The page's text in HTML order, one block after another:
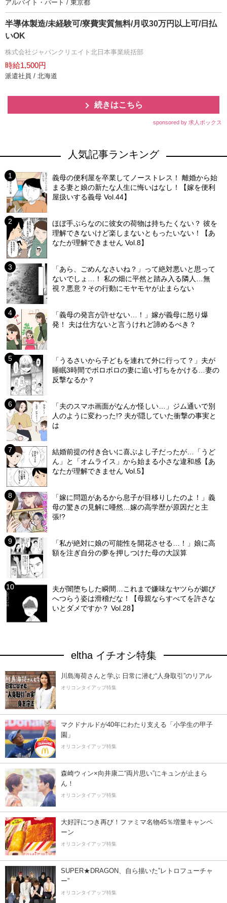
アルバイト・パート / 東京都
半導体製造/未経験可/寮費実質無料/月収30万円以上可/日払
いOK
株式会社ジャパンクリエイト北日本事業統括部
時給1,500円
派遣社員 / 北海道
続きはこちら
sponsored by 求人ボックス
人気記事ランキング
義母の便利屋を卒業してノーストレス！ 離婚から始
まる妻と娘の新たな人生に悔いはなし！【嫁を便利
屋扱いする義母 Vol.44】
ほぼ手ぶらなのに彼女の荷物は持ちたくない？ 彼を
理解できないけど楽しまないともったいない！【あ
なたが理解できません Vol.8】
「あら、ごめんなさいね？」って絶対悪いと思って
ないでしょ…！ 私の畑に平然と踏み入る隣人…無
視？悪意？その行動にモヤモヤが止まらない
「義母の発言が許せない…！」嫁が義母に怒り爆
発！ 夫は仕方ないと言うけれど諦めるべき？
「うるさいから子どもを連れて外に行って？」夫が
睡眠3時間でボロボロの妻に追い打ちをかける…妻の
反撃なるか？
「夫のスマホ画面がなんか怪しい…」ジム通いで別
人のように変わった!? 夫が隠していた衝撃の事実と
は
結婚前提の付き合いに喜ぶよし子だったが…「うど
ん」と「オムライス」から始まる小さな違和感【あ
なたが理解できません Vol.5】
「嫁に問題があるから息子が目移りしたのよ！」義
母の驚きの見解に唖然…嫁の高学歴が原因だと主
張!?
「私が絶対に娘の可能性を開花させる…！」娘に高
額を注ぎ自分の夢を押しつけた母の大誤算
夫が闇堕ちした瞬間…これまで嫌味なヤツらが媚び
へつらう姿は滑稽だな！【母親ならすべてを許さな
いとダメですか？ Vol.28】
eltha イチオシ特集
川島海荷さんと学ぶ 日常に潜む“人身取引”のリアル
オリコンタイアップ特集
マクドナルドが40年にわたり支える「小学生の甲子
園」
オリコンタイアップ特集
森崎ウィン×向井康二“両片思い”にキュンが止まら
ん！
オリコンタイアップ特集
大好評につき再び！ファミマ名物45％増量キャンペ
ーン
オリコンタイアップ特集
SUPER★DRAGON、自ら描いた”レトロフューチャ
ー”
オリコンタイアップ特集